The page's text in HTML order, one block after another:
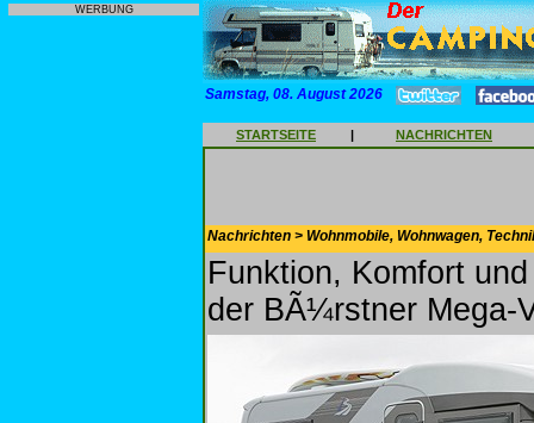
WERBUNG
Samstag, 08. August 2026
STARTSEITE | NACHRICHTEN
Nachrichten > Wohnmobile, Wohnwagen,
Funktion, Komfort
der BÃ¼rstner Mega-